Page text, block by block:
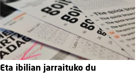
Eta ibilian jarraituko du